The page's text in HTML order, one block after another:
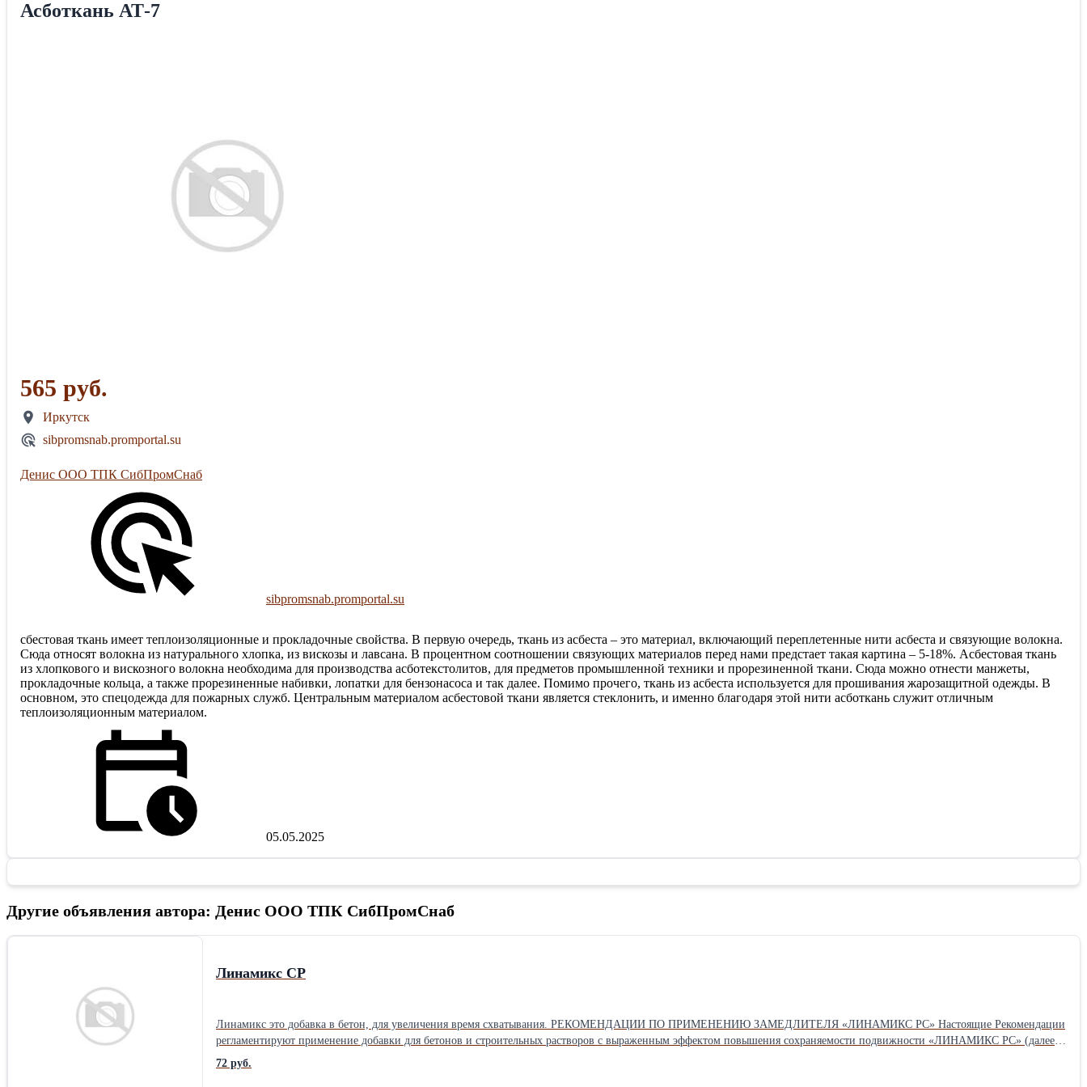
Асботкань АТ-7
565 руб.
Иркутск
sibpromsnab.promportal.su
Денис ООО ТПК СибПромСнаб
sibpromsnab.promportal.su
сбестовая ткань имеет теплоизоляционные и прокладочные свойства. В первую очередь, ткань из асбеста – это материал, включающий переплетенные нити асбеста и связующие волокна.
Сюда относят волокна из натурального хлопка, из вискозы и лавсана. В процентном соотношении связующих материалов перед нами предстает такая картина – 5-18%. Асбестовая ткань
из хлопкового и вискозного волокна необходима для производства асботекстолитов, для предметов промышленной техники и прорезиненной ткани. Сюда можно отнести манжеты,
прокладочные кольца, а также прорезиненные набивки, лопатки для бензонасоса и так далее. Помимо прочего, ткань из асбеста используется для прошивания жарозащитной одежды. В
основном, это спецодежда для пожарных служб. Центральным материалом асбестовой ткани является стеклонить, и именно благодаря этой нити асботкань служит отличным
теплоизоляционным материалом.
05.05.2025
Другие объявления автора: Денис ООО ТПК СибПромСнаб
Линамикс СР
Линамикс это добавка в бетон, для увеличения время схватывания. РЕКОМЕНДАЦИИ ПО ПРИМЕНЕНИЮ ЗАМЕДЛИТЕЛЯ «ЛИНАМИКС РС» Настоящие Рекомендации
регламентируют применение добавки для бетонов и строительных растворов с выраженным эффектом повышения сохраняемости подвижности «ЛИНАМИКС РС» (далее
добавка «ЛИНАМИКС РС») по ТУ 5745-051-58042865-2010. Добавка «ЛИНАМИКС РС» выпускается трех типов. Предпочтительность использования конкретного типа
Линамикса РС определяется химико-минералогичес-ким и вещественным составом цементов. По своим потребительским свойствам добавка «ЛИНАМИКС РС»
72 руб.